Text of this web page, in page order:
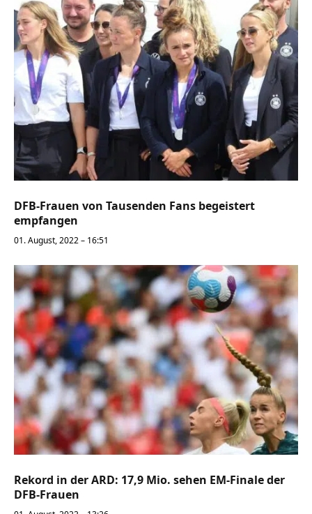
DFB-Frauen von Tausenden Fans begeistert
empfangen
01. August, 2022 – 16:51
Rekord in der ARD: 17,9 Mio. sehen EM-Finale der
DFB-Frauen